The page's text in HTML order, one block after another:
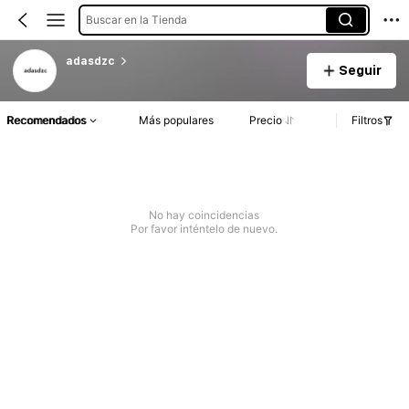
Buscar en la Tienda
adasdzc
Seguir
Recomendados Más populares Precio Filtros
No hay coincidencias
Por favor inténtelo de nuevo.